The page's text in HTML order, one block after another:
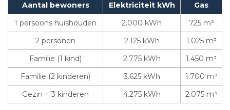
Aantal bewoners Elektriciteit kWh
Gas
1 persoons huishouden
2.000 kWh
725 m³
2 personen
2.125 kWh
1.025 m³
Familie (1 kind)
2.775 kWh
1.450 m³
Familie (2 kinderen)
3.625 kWh
1.700 m³
Gezin + 3 kinderen
4.275 kWh 2.075 m³